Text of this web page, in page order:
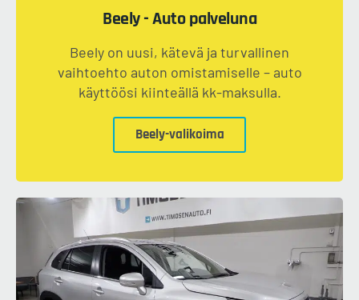
Beely - Auto palveluna
Beely on uusi, kätevä ja turvallinen
vaihtoehto auton omistamiselle – auto
käyttöösi kiinteällä kk-maksulla.
Beely-valikoima